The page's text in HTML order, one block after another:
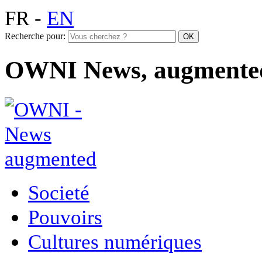
FR- EN
Recherche pour:
OWNI News,
Societé
Pouvoirs
Cultures numériques